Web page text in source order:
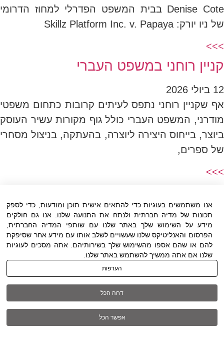
Denise Cote בבית המשפט הפדרלי למחוז הדרומי
של ניו יורק: Skillz Platform Inc. v. Papaya
>>>
קניין רוחני במשפט העברי
12 ביולי 2026
אף שקניין רוחני נתפס לעיתים קרובות כתחום משפטי
מודרני, המשפט העברי כולל גוף מקורות עשיר העוסק
ביוצר, בייחוס היצירה ליוצרה, בהעתקה, בניצול מסחרי
של ספרים,
>>>
פטנט
יש לכם רעיון, מוצר או פיתוח טכנולוגי? בחירת עורך
פטנטים או עורך דין פטנטים היא שלב חשוב עבור
ממציאים, יזמים וחברות המבקשים לבדוק אפשרות
אנו משתמשים בעוגיות כדי להתאים אישית תוכן ומודעות, כדי לספק
תכונות של מדיה חברתית ולנתח את התנועה שלנו. אנו גם חולקים
מידע על השימוש שלך באתר שלנו עם שותפי המדיה החברתית,
הפרסום והאנליטיקס שלנו שעשויים לשלב אותו עם מידע אחר שסיפקת
להם או שהם אספו מהשימוש שלך בשירותיהם. אתה מסכים לעוגיות
שלנו אם אתה ממשיך להשתמש באתר שלנו.
העדפות
דחה הכל
אפשר הכל